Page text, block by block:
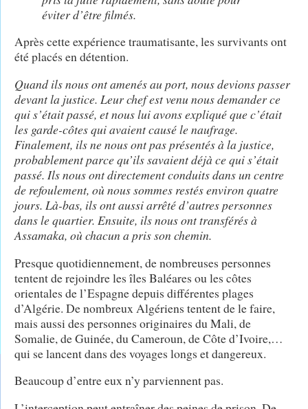
éviter d’être filmés.
Après cette expérience traumatisante, les survivants ont
été placés en détention.
Quand ils nous ont amenés au port, nous devions passer
devant la justice. Leur chef est venu nous demander ce
qui s’était passé, et nous lui avons expliqué que c’était
les garde-côtes qui avaient causé le naufrage.
Finalement, ils ne nous ont pas présentés à la justice,
probablement parce qu’ils savaient déjà ce qui s’était
passé. Ils nous ont directement conduits dans un centre
de refoulement, où nous sommes restés environ quatre
jours. Là-bas, ils ont aussi arrêté d’autres personnes
dans le quartier. Ensuite, ils nous ont transférés à
Assamaka, où chacun a pris son chemin.
Presque quotidiennement, de nombreuses personnes
tentent de rejoindre les îles Baléares ou les côtes
orientales de l’Espagne depuis différentes plages
d’Algérie. De nombreux Algériens tentent de le faire,
mais aussi des personnes originaires du Mali, de
Somalie, de Guinée, du Cameroun, de Côte d’Ivoire,…
qui se lancent dans des voyages longs et dangereux.
Beaucoup d’entre eux n’y parviennent pas.